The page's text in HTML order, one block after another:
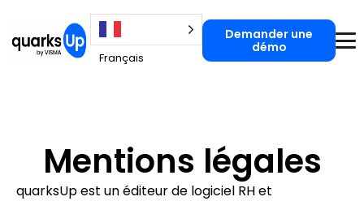
Demander une démo
Français
Demander une
démo
Mentions légales
quarksUp est un éditeur de logiciel RH et